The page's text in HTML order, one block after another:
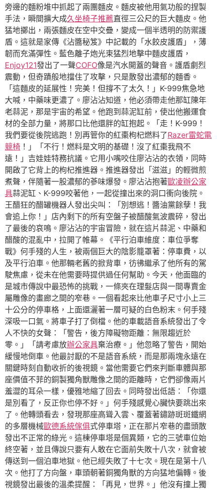
旁邊的麵粉堆中抓起了兩團麵皮。麵皮被他用氣功般的捏製
手法，瞬間擴大成久坐椅子推薦直徑三公尺的巨大麵皮。他
猛地擲出，兩張麵皮在空中交疊，變成一個半透明的防禦護
盾。這就是家傳《沾醬秘笈》中記載的「水餃皮護盾」，薄
韌而充滿彈性。藍色離子炮光束猛烈地擊中麵皮護盾，
Enjoy121發出了一聲COFO像是汽水開蓋的聲音。護盾劇烈
震動，但奇蹟般地擋住了攻擊，只是散發出濃郁的麵香。
「這麵皮的延展性！完美！但撐不了太久！」K-999焦急地
大喊，中藥味更濃了。廖沾沾知道，他必須帶走他那缸陳年
老蒜泥，那是宇宙的希望。他跑到蒜泥缸前，使出他搬運食
材的全部力量，將那口比他還胖的缸抱起。「走！K-999！
我們要從後院逃跑！別再管你的紅棗枸杞燃料了Razer雷蛇電
競椅 ！」「不行！燃料是文明的基礎！沒了紅棗我飛不
遠！」吉娃娃特務抗議。它用小嘴咬住廖沾沾的衣領，同時
開啟了它背上的枸杞推進器。推進器發出「滋滋」的輕微煎
煮聲，伴隨著一股濃郁的蔘味爆發。廖沾沾抱著歐凌辦公家
具蒜泥缸、K-999咬著他，一起從撞出來的洞口衝向後院。
王醋狂的醋罐機器人發出尖叫：「別想逃！醬油黨餘孽！我
會追上你！」店內剩下的所有空盤子被醋酸氣波震碎，發出
了最後的哀鳴。廖沾沾的宇宙冒險，就在這片蒜泥、中藥和
醋酸的混亂中，拉開了帷幕。《平行泊車維度：車位爭奪
戰》何手殘的人生，被兩個巨大的陰影籠罩著：停車費，以
及平行泊車。他那輛老舊的掀背車，彷彿繼承了他所有的駕
駛焦慮，從未在他需要時提供過任何幫助。今天，他面臨的
是城市傳說中最恐怖的挑戰，一條夾在理髮店與一間專賣金
屬雕像的畫廊之間的窄巷。一個看起來比他車子尺寸小上三
十公分的停車格，上面還灑著一層可疑的白色粉末。何手殘
深吸一口氣。將車子打了倒檔。他的車載語音系統發出了令
人不快的女聲：「警告，後方障礙物距離：無限趨近於
零。」「請考慮放辦公家具棄治療。」他忽略了警告，開始
緩慢地倒車。他最討厭的不是語音系統，而是那兩塊永遠在
關鍵時刻自動收折的後視鏡。當他需要它們來判斷車體與那
座價值不菲的銅製獨角獸雕像之間的距離時，它們卻像兩片
羞澀的耳朵一樣，優雅地縮了回去。同時發出低語：「你還
是別看了，反正你也停不好。」何手殘感覺心臟快要跳出來
了。他轉頭看去，發現那座高聳入雲、覆蓋著鏽跡斑斑鐵網
的多層機械歐德系統傢俱式停車塔，正在那片窄巷的盡頭散
發出不正常的綠光。這棟停車塔是個異類，它的三號車位始
終空著，並且傳說只要有人敢在它面前失敗十八次，就會被
傳送到一個泊車地獄。他已經失敗了十七次。現在是第十八
次。他打了方向盤，車頭朝著銅獨角獸的方向猛地偏轉。後
視鏡發出最後的溫柔提醒：「再見，世界。」他沒有撞上獨